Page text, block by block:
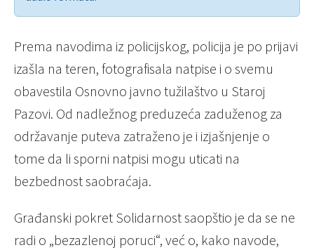
Prema navodima iz policijskog, policija je po prijavi
izašla na teren, fotografisala natpise i o svemu
obavestila Osnovno javno tužilaštvo u Staroj
Pazovi. Od nadležnog preduzeća zaduženog za
održavanje puteva zatraženo je i izjašnjenje o
tome da li sporni natpisi mogu uticati na
bezbednost saobraćaja.
Građanski pokret Solidarnost saopštio je da se ne
radi o „bezazlenoj poruci“, već o, kako navode,